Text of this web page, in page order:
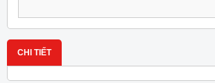
CHI TIẾT